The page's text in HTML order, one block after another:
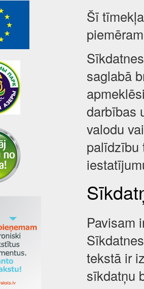
Šī
saglabā
darbības
valodu
palīdzību
Pavisam
tekstā ir
sīkdatņu